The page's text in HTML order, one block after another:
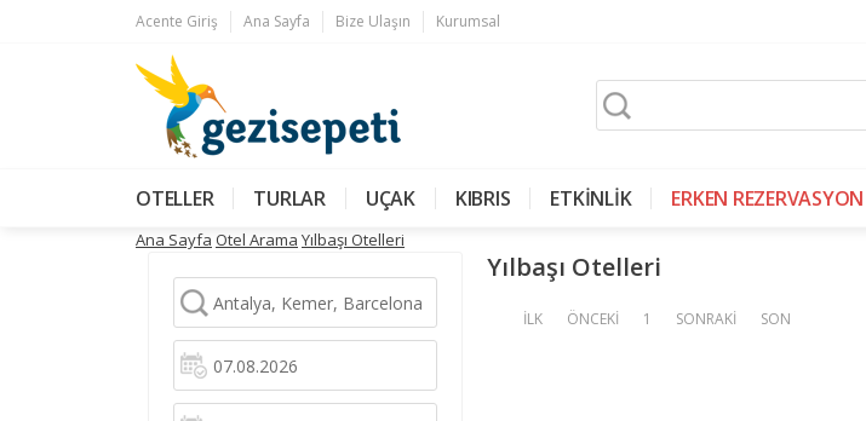
Acente Giriş Ana Sayfa Bize Ulaşın Kurumsal
OTELLER TURLAR UÇAK KIBRIS ETKİNLİK ERKEN REZERVASYON
Ana Sayfa Otel Arama Yılbaşı Otelleri
Yılbaşı Otelleri
İLK ÖNCEKİ 1 SONRAKİ SON